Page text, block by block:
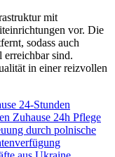
mit
vor. Die
sodass auch
erreichbar sind.
in einer reizvollen
24-Stunden
Zuhause 24h Pflege
durch polnische